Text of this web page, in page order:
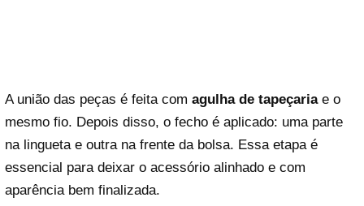
A união das peças é feita com agulha de tapeçariae o
mesmo fio. Depois disso, o fecho é aplicado: uma parte
na lingueta e outra na frente da bolsa. Essa etapa é
essencial para deixar o acessório alinhado e com
aparência bem finalizada.